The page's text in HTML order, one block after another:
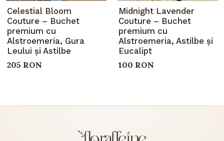
Celestial Bloom
Couture – Buchet
premium cu
Alstroemeria, Gura
Leului și Astilbe
205 RON
Midnight Lavender
Couture – Buchet
premium cu
Alstroemeria, Astilbe și
Eucalipt
100 RON